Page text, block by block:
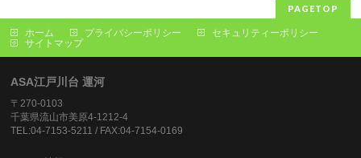
PAGETOP
ホーム プライバシーポリシー
セキュリティーポリシー
サイトマップ
ASA江戸川台 運河
〒270-0103
千葉県流山市美原4-1212-4
TEL:04-7153-5211 / FAX:04-7154-0169